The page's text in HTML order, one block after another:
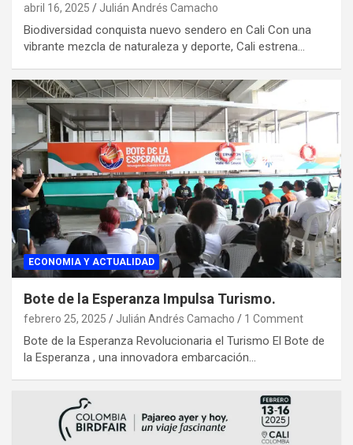
abril 16, 2025 Julián Andrés Camacho
Biodiversidad conquista nuevo sendero en Cali Con una
vibrante mezcla de naturaleza y deporte, Cali estrena…
ECONOMIA Y ACTUALIDAD
Bote de la Esperanza Impulsa Turismo.
febrero 25, 2025 Julián Andrés Camacho 1 Comment
Bote de la Esperanza Revolucionaria el Turismo El Bote de
la Esperanza , una innovadora embarcación…